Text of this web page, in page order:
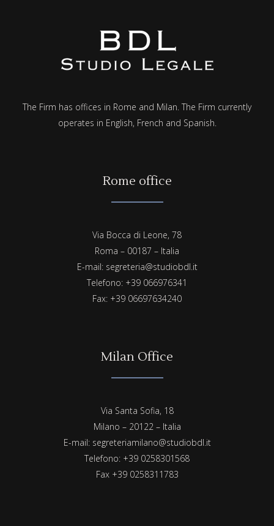
The Firm has offices in Rome and Milan. The Firm currently
operates in English, French and Spanish.
Rome office
Via Bocca di Leone, 78
Roma – 00187 – Italia
E-mail: segreteria@studiobdl.it
Telefono: +39 066976341
Fax: +39 06697634240
Milan Office
Via Santa Sofia, 18
Milano – 20122 – Italia
E-mail: segreteriamilano@studiobdl.it
Telefono: +39 0258301568
Fax +39 0258311783